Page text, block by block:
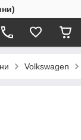
Volkswagen